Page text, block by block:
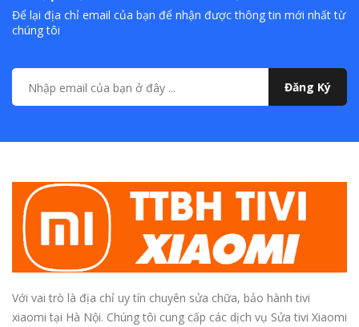
Để lại địa chỉ email của bạn để nhận được thông tin mới nhất từ
chúng tôi
Đăng Ký
Với vai trò là địa chỉ uy tín chuyên sửa chữa, bảo hành tivi
xiaomi tại Hà Nội. Chúng tôi cung cấp các dịch vụ Sửa tivi Xiaomi